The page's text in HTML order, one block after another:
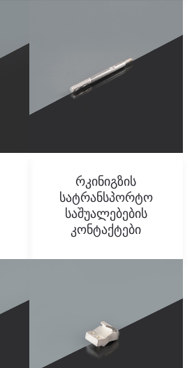
Რკინიგზის
Სატრანსპორტო
Საშუალებების
Კონტაქტები